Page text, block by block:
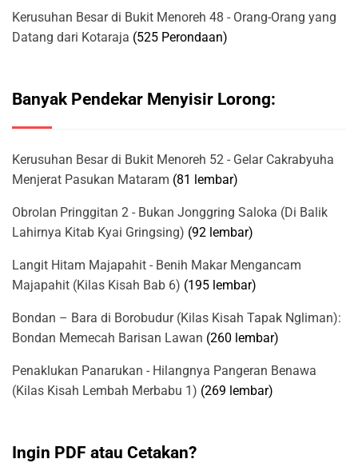
Kerusuhan Besar di Bukit Menoreh 48 - Orang-Orang yang
Datang dari Kotaraja (525 Perondaan)
Banyak Pendekar Menyisir Lorong:
Kerusuhan Besar di Bukit Menoreh 52 - Gelar Cakrabyuha
Menjerat Pasukan Mataram (81 lembar)
Obrolan Pringgitan 2 - Bukan Jonggring Saloka (Di Balik
Lahirnya Kitab Kyai Gringsing) (92 lembar)
Langit Hitam Majapahit - Benih Makar Mengancam
Majapahit (Kilas Kisah Bab 6) (195 lembar)
Bondan – Bara di Borobudur (Kilas Kisah Tapak Ngliman):
Bondan Memecah Barisan Lawan (260 lembar)
Penaklukan Panarukan - Hilangnya Pangeran Benawa
(Kilas Kisah Lembah Merbabu 1) (269 lembar)
Ingin PDF atau Cetakan?